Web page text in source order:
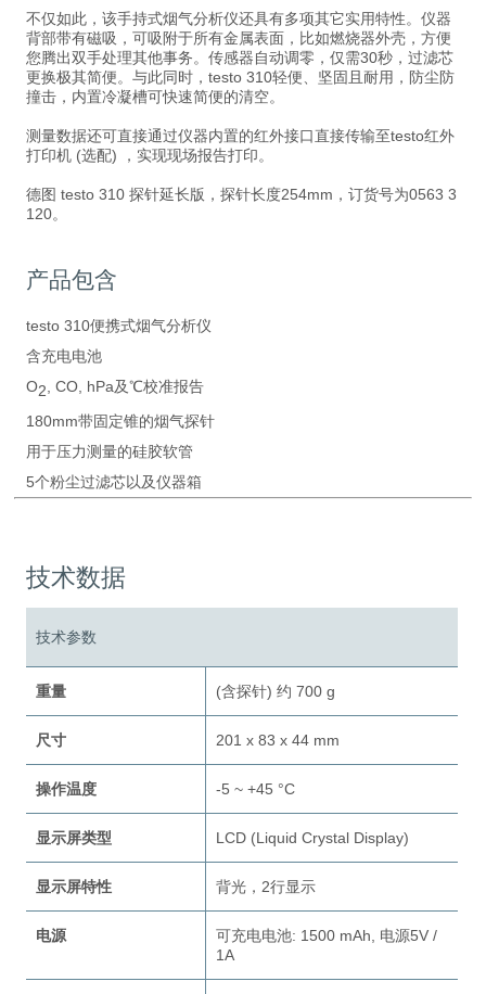
不仅如此，该手持式烟气分析仪还具有多项其它实用特性。仪器
背部带有磁吸，可吸附于所有金属表面，比如燃烧器外壳，方便
您腾出双手处理其他事务。传感器自动调零，仅需30秒，过滤芯
更换极其简便。与此同时，testo 310轻便、坚固且耐用，防尘防
撞击，内置冷凝槽可快速简便的清空。
测量数据还可直接通过仪器内置的红外接口直接传输至testo红外
打印机 (选配) ，实现现场报告打印。
德图 testo 310 探针延长版，探针长度254mm，订货号为0563 3
120。
产品包含
testo 310便携式烟气分析仪
含充电电池
O2 , CO, hPa及℃校准报告
180mm带固定锥的烟气探针
用于压力测量的硅胶软管
5个粉尘过滤芯以及仪器箱
技术数据
技术参数
重量 (含探针) 约 700 g
尺寸 201 x 83 x 44 mm
操作温度 -5 ~ +45 °C
显示屏类型 LCD (Liquid Crystal Display)
显示屏特性 背光，2行显示
电源
可充电电池: 1500 mAh, 电源5V /
1A